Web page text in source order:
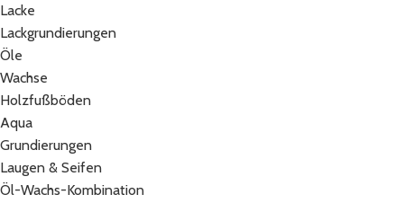
Lacke
Lackgrundierungen
Öle
Wachse
Holzfußböden
Aqua
Grundierungen
Laugen & Seifen
Öl-Wachs-Kombination